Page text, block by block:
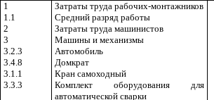
1
Затраты труда рабочих-монтажников
1.1
Средний разряд работы
2
Затраты труда машинистов
3
Машины и механизмы
3.2.3
Автомобиль
3.4.8
Домкрат
3.1.1
Кран самоходный
3.3.3
Комплект оборудования для
автоматической сварки